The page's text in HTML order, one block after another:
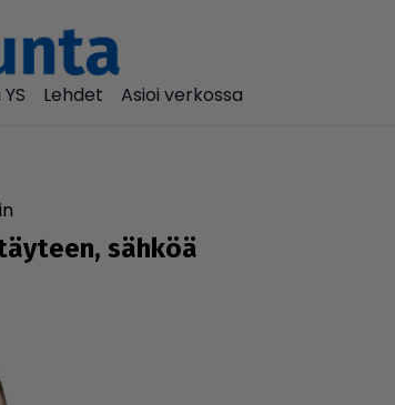
Lehdet Asioi verkossa
sähköä